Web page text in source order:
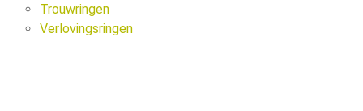
Trouwringen
Verlovingsringen